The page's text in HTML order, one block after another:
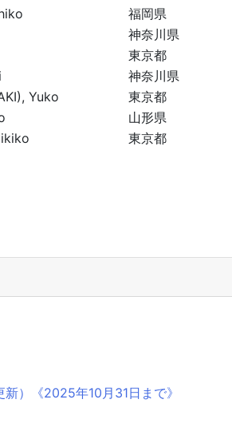
福岡県
神奈川県
東京都
神奈川県
Yuko
東京都
山形県
東京都
）《2025年10月31日まで》